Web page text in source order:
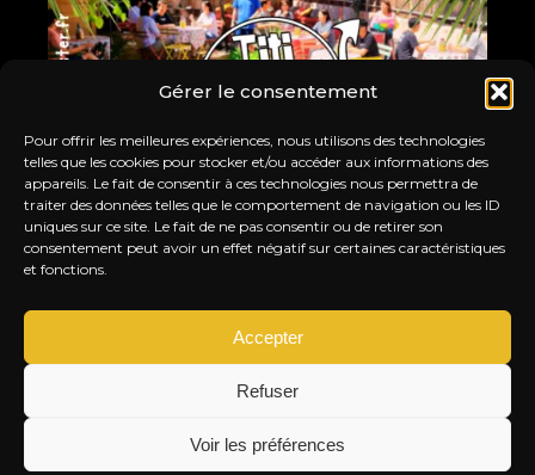
Gérer le consentement
Pour offrir les meilleures expériences, nous utilisons des technologies
telles que les cookies pour stocker et/ou accéder aux informations des
appareils. Le fait de consentir à ces technologies nous permettra de
traiter des données telles que le comportement de navigation ou les ID
uniques sur ce site. Le fait de ne pas consentir ou de retirer son
consentement peut avoir un effet négatif sur certaines caractéristiques
et fonctions.
Accepter
Refuser
Voir les préférences
FERMETURE ESTIVALE
JEU. 27 AOÛT. 2026
Info & Réservation